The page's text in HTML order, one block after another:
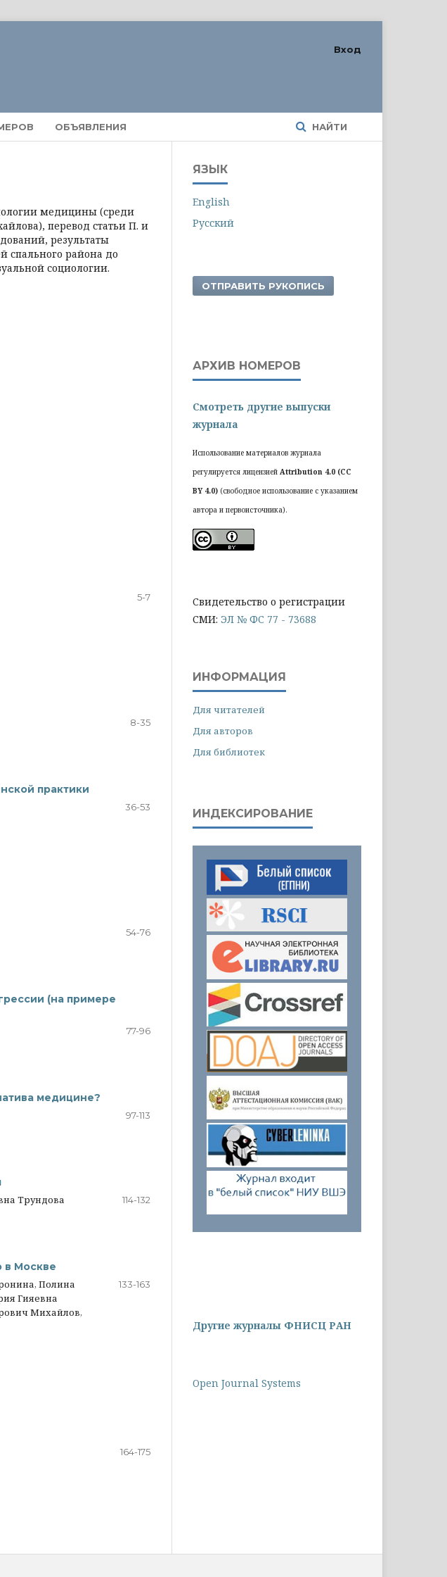
ОБЪЯВЛЕНИЯ НАЙТИ
Вход
медицины (среди
перевод статьи П. и
результаты
спального района до
социологии.
5-7
8-35
практики
36-53
54-76
(на примере
77-96
медицине?
97-113
Трундова
114-132
в Москве
Полина
Гияевна
Михайлов,
133-163
164-175
ЯЗЫК
English
Русский
ОТПРАВИТЬ РУКОПИСЬ
АРХИВ НОМЕРОВ
Смотреть другие выпуски
журнала
Использование материалов журнала
регулируется лицензией Attribution 4.0 (CC
BY 4.0) (свободное использование с указанием
автора и первоисточника).
Cвидетельство о регистрации
СМИ: ЭЛ № ФС 77 - 73688
ИНФОРМАЦИЯ
Для читателей
Для авторов
Для библиотек
ИНДЕКСИРОВАНИЕ
Другие журналы ФНИСЦ РАН
Open Journal Systems